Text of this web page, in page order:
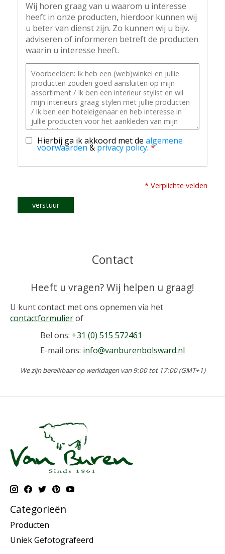
Wij horen graag van u waarom u interesse
heeft in onze producten, hierdoor kunnen wij
u beter van dienst zijn. Zo kunnen wij u bijv.
adviseren of informeren betreft de producten
waarin u interesse heeft.
Hierbij ga ik akkoord met de algemene
voorwaarden & privacy policy. *
* Verplichte velden
verstuur
Contact
Heeft u vragen? Wij helpen u graag!
U kunt contact met ons opnemen via het
contactformulierof
Bel ons: +31 (0) 515 572461
E-mail ons: info@vanburenbolsward.nl
We zijn bereikbaar op werkdagen van 9:00 tot 17:00 (GMT+1)
Categorieën
Producten
Uniek Gefotografeerd